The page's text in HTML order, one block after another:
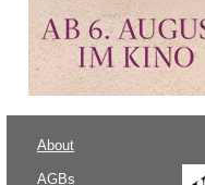
About
AGBs